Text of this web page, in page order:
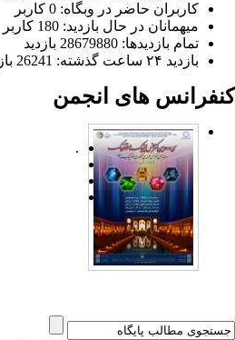
کاربران حاضر در وبگاه: 0 کاربر
میهمانان در حال بازدید: 180 کاربر
تمام بازدید‌ها: 28679880 بازدید
بازدید ۲۴ ساعت گذشته: 26241 بازدید
کنفرانس های انجمن
.